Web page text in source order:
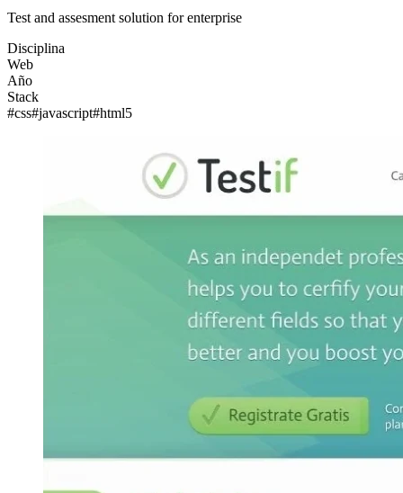
Test and assesment solution for enterprise
Disciplina
Web
Año
Stack
#css#javascript#html5